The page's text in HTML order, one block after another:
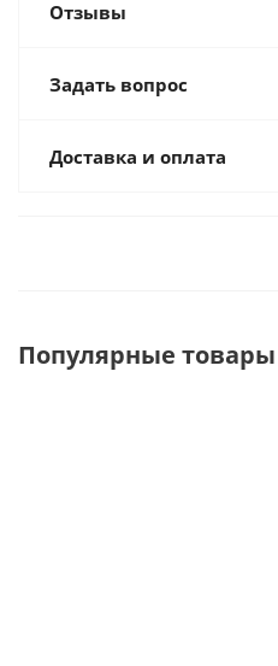
Отзывы
Задать вопрос
Доставка и оплата
Популярные товары